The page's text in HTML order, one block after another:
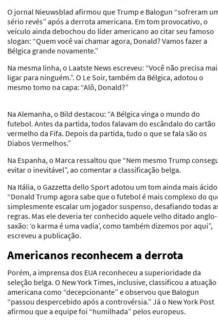
O jornal Nieuwsblad afirmou que Trump e Balogun “sofreram
sério revés” após a derrota americana. Em tom provocativo, o
veículo ainda debochou do líder americano ao citar seu famoso
slogan: “Quem você vai chamar agora, Donald? Vamos fazer a
Bélgica grande novamente.”
Na mesma linha, o Laatste Newsescreveu: “Você não precisa
ligar para ninguém.”. O Le Soir, também da Bélgica, adotou o
mesmo tomo na capa: “Alô, Donald?”
Na Alemanha, o Bild destacou: “A Bélgica vinga o mundo do
futebol. Antes da partida, todos falavam do escândalo do cartão
vermelho da Fifa. Depois da partida, tudo o que se fala são os
Diabos Vermelhos.”
Na Espanha, o Marca ressaltou que “Nem mesmo Trump
evitar o inevitável”, ao comentar a classificação belga.
Na Itália, o Gazzetta dello Sportadotou um tom ainda mais
“Donald Trump agora sabe que o futebol é mais complexo do
simplesmente escalar um jogador suspenso, desafiando todas
regras. Mas ele deveria ter conhecido aquele velho ditado anglo-
saxão: ‘o karma é uma vadia’, como também dizemos por aqui”,
escreveu a publicação.
Americanos reconhecem a derrota
Porém, a imprensa dos EUA reconheceu a superioridade da
seleção belga. O New York Times, inclusive, classificou a atuação
americana como “decepcionante” e observou que Balogun
“passou despercebido após a controvérsia.” Já o New York Post
afirmou que a equipe foi “humilhada” pelos europeus.